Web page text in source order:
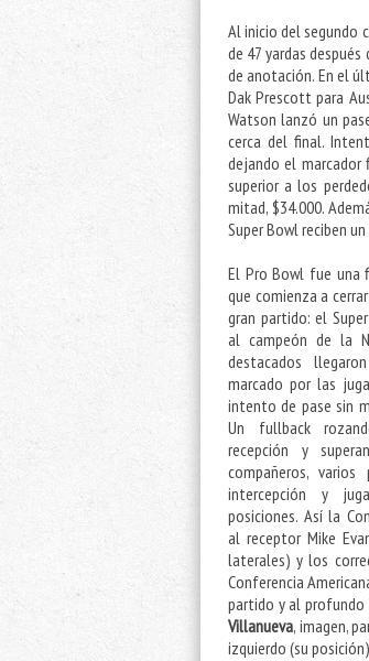
Al inicio del segundo
de 47 yardas
de anotación. En el
Dak Prescott para
Watson lanzó un
cerca del final.
dejando el marcador
superior a los
mitad, $34.000.
Super Bowl reciben
El Pro Bowl fue una
que comienza a
gran partido: el
al campeón de la
destacados
marcado por las
intento de pase sin
Un fullback
recepción y
compañeros,
intercepción y
posiciones. Así la
al receptor Mike
laterales) y los
Conferencia
partido y al profundo
Villanueva, imagen,
izquierdo (su